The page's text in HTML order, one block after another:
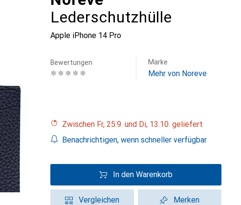
Lederschutzhülle
Apple iPhone 14 Pro
Bewertungen Marke
Mehr von Noreve
Zwischen Fr, 25.9. und Di, 13.10. geliefert
Benachrichtigen, wenn schneller verfügbar
In den Warenkorb
Vergleichen Merken